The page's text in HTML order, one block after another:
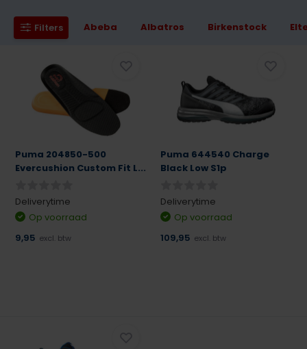
Filters Abeba Albatros Birkenstock
Puma 204850-500
Evercushion Custom Fit L...
Deliverytime
Op voorraad
9,95 excl. btw
Puma 644540 Charge
Black Low S1p
Deliverytime
Op voorraad
109,95 excl. btw